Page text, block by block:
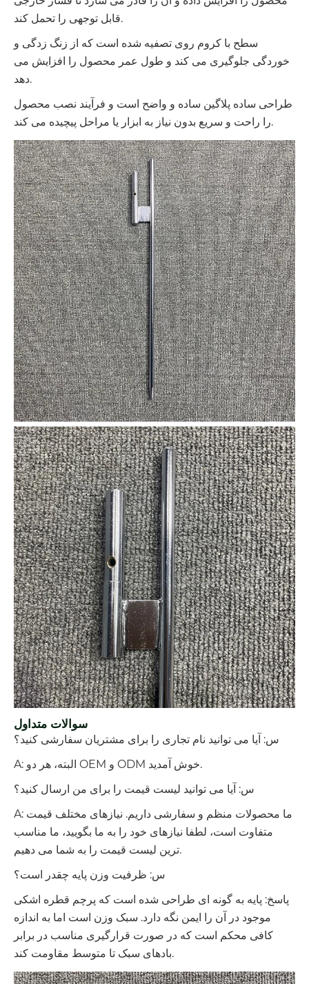
قابل توجهی را تحمل کند.
سطح با کروم روی تصفیه شده است که از زنگ زدگی و
خوردگی جلوگیری می کند و طول عمر محصول را افزایش می
دهد.
طراحی ساده پلاگین ساده و واضح است و فرآیند نصب محصول
را راحت و سریع بدون نیاز به ابزار یا مراحل پیچیده می کند.
سوالات متداول
س: آیا می توانید نام تجاری را برای مشتریان سفارشی کنید؟
A: البته، هر دو OEM و ODM خوش آمدید.
س: آیا می توانید لیست قیمت را برای من ارسال کنید؟
A: ما محصولات منظم و سفارشی داریم. نیازهای مختلف قیمت
متفاوت است، لطفا نیازهای خود را به ما بگویید، ما مناسب
ترین لیست قیمت را به شما می دهیم.
س: ظرفیت وزن پایه چقدر است؟
پاسخ: پایه به گونه ای طراحی شده است که پرچم قطره اشکی
موجود در آن را ایمن نگه دارد. سبک وزن است اما به اندازه
کافی محکم است که در صورت قرارگیری مناسب در برابر
بادهای سبک تا متوسط ​​مقاومت کند.